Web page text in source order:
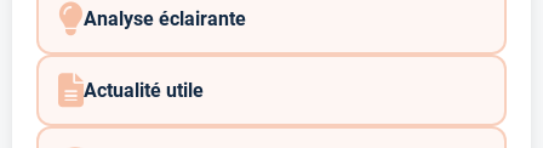
Analyse éclairante
Actualité utile